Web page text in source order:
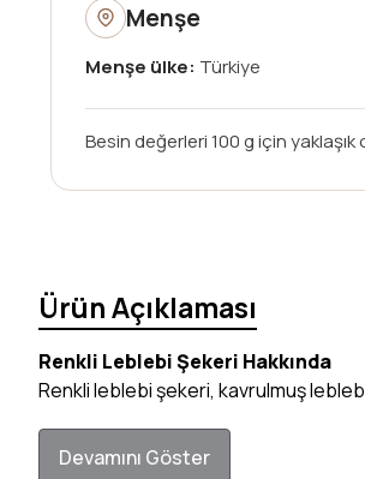
Menşe
Menşe ülke: Türkiye
Besin değerleri 100 g için
Ürün Açıklaması
Renkli Leblebi Şekeri Hakkında
Renkli leblebi şekeri, kavrulmuş
Devamını Göster